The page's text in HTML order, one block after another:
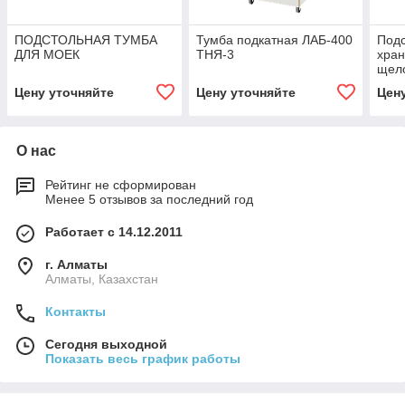
ПОДСТОЛЬНАЯ ТУМБА
ДЛЯ МОЕК
Цену уточняйте
Тумба подкатная ЛАБ-400
ТНЯ-3
Цену уточняйте
О нас
Рейтинг не сформирован
Менее 5 отзывов за последний год
Работает с 14.12.2011
г. Алматы
Алматы, Казахстан
Контакты
Сегодня выходной
Показать весь график работы